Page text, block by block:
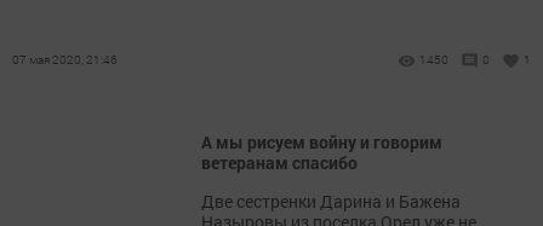
07 мая 2020, 21:46 1450 0 1
А мы рисуем войну и говорим
ветеранам спасибо
Две сестренки Дарина и Бажена